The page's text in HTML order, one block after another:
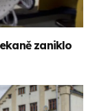
zaniklo